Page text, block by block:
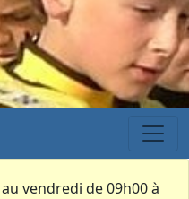
vendredi de 09h00 à